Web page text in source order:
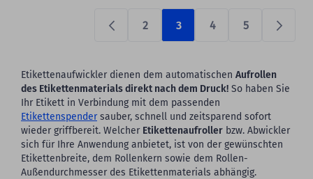
2 3 4 5
Etikettenaufwickler dienen dem automatischen Aufrollen
des Etikettenmaterials direkt nach dem Druck! So haben Sie
Ihr Etikett in Verbindung mit dem passenden
Etikettenspendersauber, schnell und zeitsparend sofort
wieder griffbereit. Welcher Etikettenaufroller bzw. Abwickler
sich für Ihre Anwendung anbietet, ist von der gewünschten
Etikettenbreite, dem Rollenkern sowie dem Rollen-
Außendurchmesser des Etikettenmaterials abhängig.